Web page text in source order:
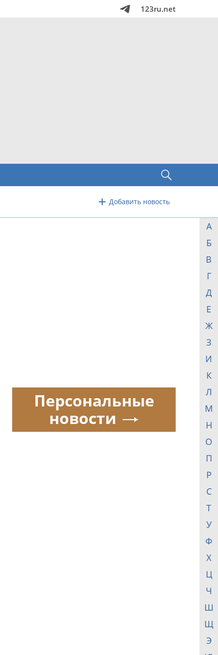
123ru.net
Добавить новость
А
Б
В
Г
Д
Е
Ж
З
И
К
Л
М
Н
О
П
Р
С
Т
У
Ф
Х
Ц
Ч
Ш
Щ
Э
Персональные
новости